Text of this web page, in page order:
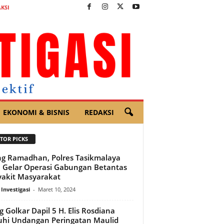
EKONOMI & BISNIS REDAKSI
PICKS
Ramadhan, Polres Tasikmalaya
Gelar Operasi Gabungan Betantas
Masyarakat
- Maret 10, 2024
Golkar Dapil 5 H. Elis Rosdiana
Undangan Peringatan Maulid